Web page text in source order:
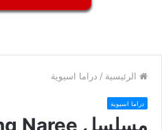
الرئيسية / دراما اسيوية
دراما اسيوية